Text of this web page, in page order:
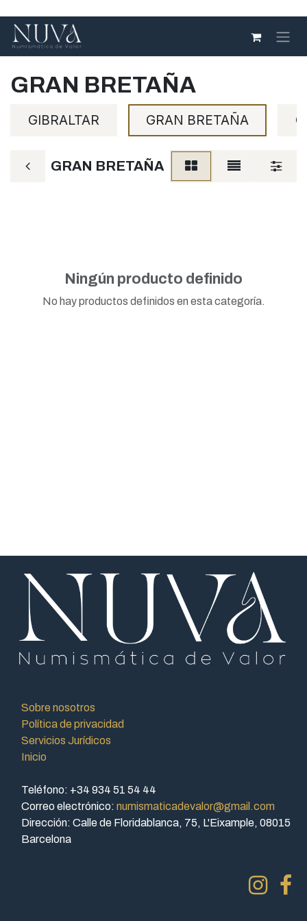
Ir al contenido
GRAN BRETAÑA
GIBRALTAR GRAN BRETAÑA
GRAN BRETAÑA
Ningún producto definido
No hay productos definidos en esta categoría.
Sobre nosotros
Política de privacidad
Servicios Jurídicos
Inicio
Teléfono: +34 934 51 54 44
Correo electrónico: numismaticadevalor@gmail.com
Dirección: Calle de Floridablanca, 75, L'Eixample, 08015
Barcelona